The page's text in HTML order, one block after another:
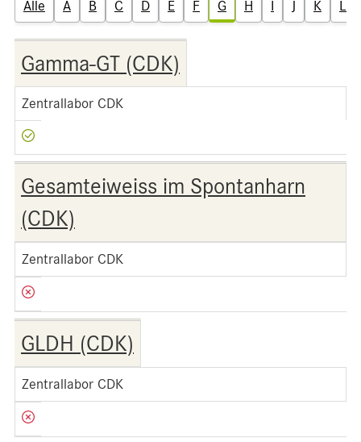
Alle A B C D E F G H I J K L
Gamma-GT (CDK)
Zentrallabor CDK
Gesamteiweiss im Spontanharn
(CDK)
Zentrallabor CDK
GLDH (CDK)
Zentrallabor CDK